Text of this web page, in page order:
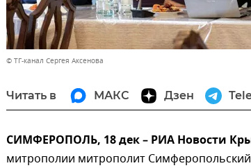
© ТГ-канал Сергея Аксенова
Читать в МАКС Дзен
СИМФЕРОПОЛЬ, 18 дек – РИА Новости
митрополии митрополит